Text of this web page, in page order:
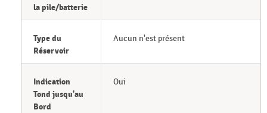
la pile/batterie
Type du
Réservoir
Aucun n'est présent
Indication
Tond jusqu'au
Bord
Oui